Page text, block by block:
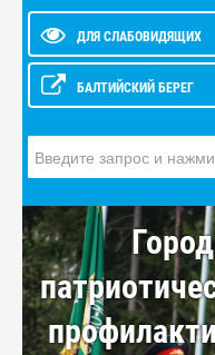
ДЛЯ СЛАБОВИДЯЩИХ
БАЛТИЙСКИЙ БЕРЕГ